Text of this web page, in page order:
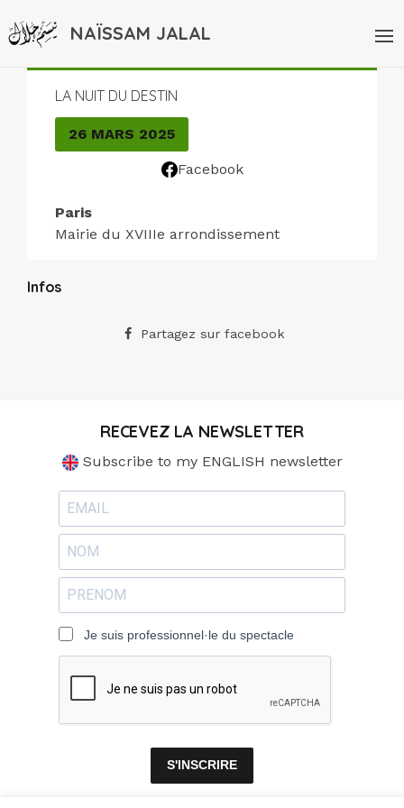
NAÏSSAM JALAL
LA NUIT DU DESTIN
26 MARS 2025
Facebook
Paris
Mairie du XVIIIe arrondissement
Infos
Partagez sur facebook
RECEVEZ LA NEWSLETTER
Subscribe to my ENGLISH newsletter
Je suis professionnel·le du spectacle
S'INSCRIRE